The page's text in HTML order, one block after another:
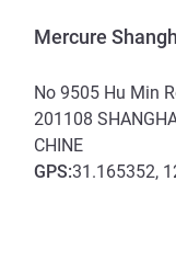
Mercure
No 9505 Hu Min
201108
CHINE
GPS:31.165352,